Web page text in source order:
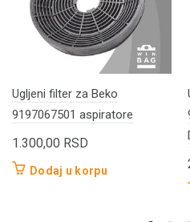
Ugljeni filter za Beko
9197067501 aspiratore
1.300,00 RSD
Dodaj u korpu